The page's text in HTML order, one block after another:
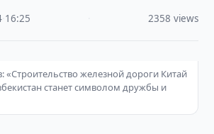
16:25 2358 views
«Строительство железной дороги Китай
станет символом дружбы и